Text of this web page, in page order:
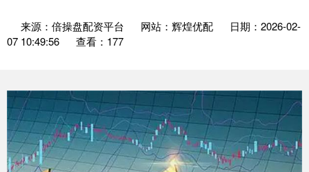
来源：倍操盘配资平台 网站：辉煌优配
日期：2026-02-
07 10:49:56
查看：177